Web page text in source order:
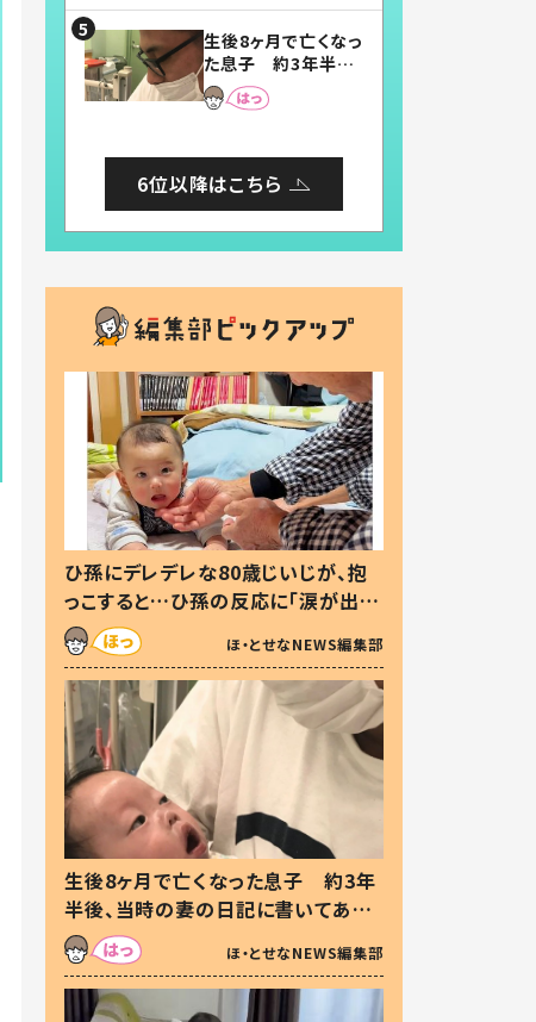
まらない」「幸せにな
れる」
生後8ヶ月で亡くなっ
た息子 約3年半
後、当時の妻の日記
に書いてあった本音
6位以降はこちら
ひ孫にデレデレな80歳じいじが、抱
っこすると…ひ孫の反応に「涙が出ま
した」「可愛くて仕方ない」
ほ・とせなNEWS編集部
生後8ヶ月で亡くなった息子 約3年
半後、当時の妻の日記に書いてあっ
た本音とは
ほ・とせなNEWS編集部